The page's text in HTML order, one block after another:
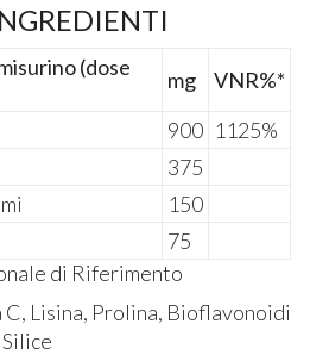
(dose
mg
VNR%*
900 1125%
375
150
75
di Riferimento
Lisina, Prolina, Bioflavonoidi